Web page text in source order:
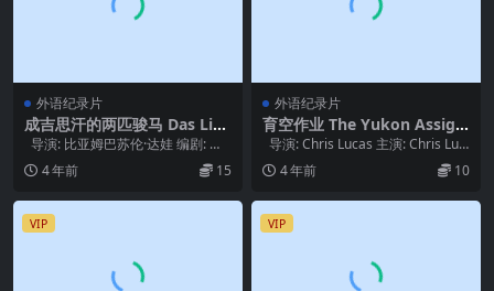
外语纪录片
成吉思汗的两匹骏马 Das Lied
von den zwei Pferden (200
导演: 比亚姆巴苏伦·达娃 编剧: 比
亚姆巴苏伦·达娃 主演: U...
4 年前 15
外语纪录片
育空作业 The Yukon Assign
ment (2018)
导演: Chris Lucas 主演: Chris Luc
as /...
4 年前 10
VIP VIP